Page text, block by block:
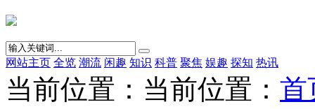
网站主页 全览 潮流 闲趣 知识 科普 聚焦 娱趣 探知 热讯
当前位置：当前位置： 首